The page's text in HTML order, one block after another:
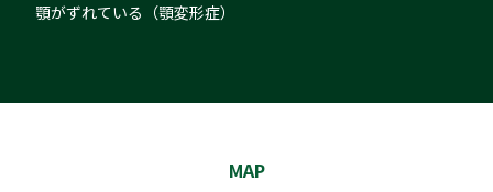
顎がずれている（顎変形症）
MAP